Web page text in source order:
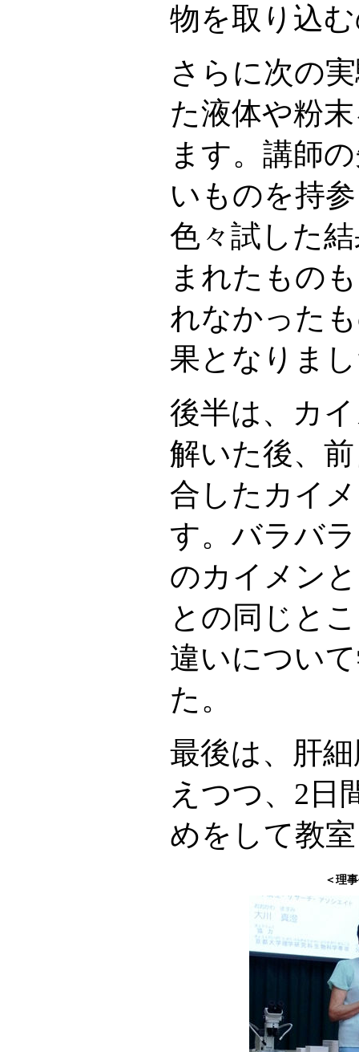
物を取り込
さらに次の
た液体や粉
ます。講師
いものを持
色々試した
まれたもの
れなかった
果となりま
後半は、カ
解いた後、
合したカイ
す。バラバ
のカイメン
との同じと
違いについ
た。
最後は、肝
えつつ、2日
めをして教
＜理